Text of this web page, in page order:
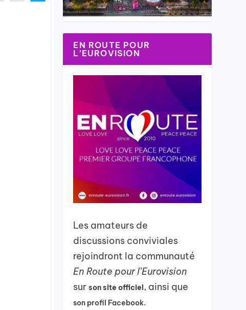
EN ROUTE POUR
L’EUROVISION
Les amateurs de
discussions conviviales
rejoindront la communauté
En Route pour l’Eurovision
surson site officiel, ainsi que
son profil Facebook.